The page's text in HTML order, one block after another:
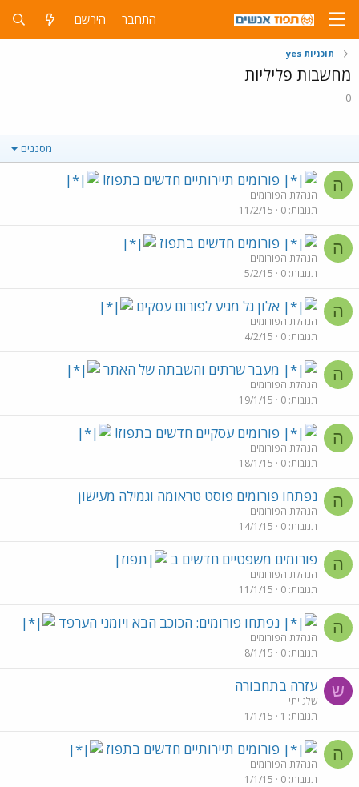
התחבר הירשם
תוכניות yes
מחשבות פליליות
0
מסננים
ה פורומים תיירותיים חדשים בתפוז!
הנהלת הפורומים
תגובות 0
11/2/15
ה פורומים חדשים בתפוז
הנהלת הפורומים
תגובות 0
5/2/15
ה אלון גל מגיע לפורום עסקים
הנהלת הפורומים
תגובות 0
4/2/15
ה מעבר שרתים והשבתה של האתר
הנהלת הפורומים
תגובות 0
19/1/15
ה פורומים עסקיים חדשים בתפוז!
הנהלת הפורומים
תגובות 0
18/1/15
ה נפתחו פורומים פוסט טראומה וגמילה מעישון
הנהלת הפורומים
תגובות 0
14/1/15
ה פורומים משפטיים חדשים ב
הנהלת הפורומים
תגובות 0
11/1/15
ה נפתחו פורומים: הכוכב הבא ויומני הערפד
הנהלת הפורומים
תגובות 0
8/1/15
ש עזרה בתחבורה
שלגייתי
תגובות 1
1/1/15
ה פורומים תיירותיים חדשים בתפוז
הנהלת הפורומים
תגובות 0
1/1/15